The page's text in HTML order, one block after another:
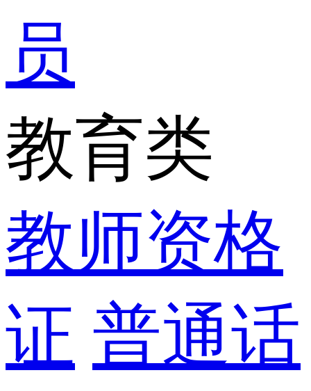
员
教育类
教师资格
证 普通话